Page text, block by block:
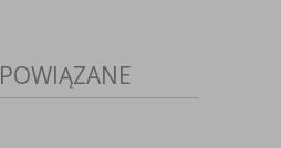
POWIĄZANE